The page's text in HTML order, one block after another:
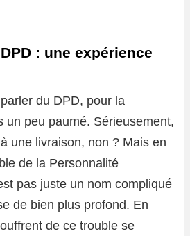
: une expérience
du DPD, pour la
un peu paumé. Sérieusement,
une livraison, non ? Mais en
de la Personnalité
pas juste un nom compliqué
de bien plus profond. En
de ce trouble se